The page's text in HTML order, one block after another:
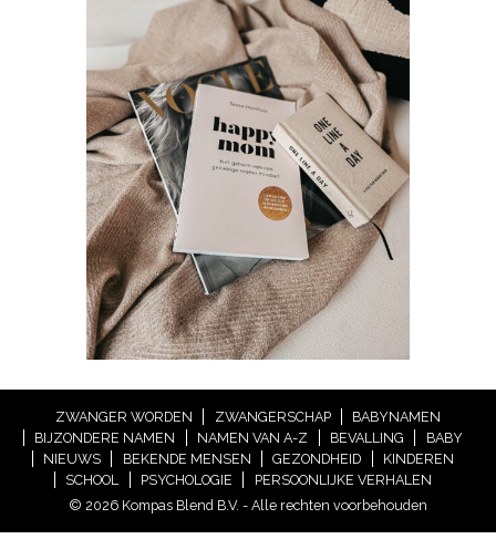
ZWANGER WORDEN ZWANGERSCHAP
BABYNAMEN
BIJZONDERE NAMEN
NAMEN VAN A-Z BEVALLING
BABY
NIEUWS
BEKENDE MENSEN GEZONDHEID
KINDEREN
SCHOOL
PSYCHOLOGIE
PERSOONLIJKE VERHALEN
© 2026 Kompas Blend B.V. - Alle rechten voorbehouden